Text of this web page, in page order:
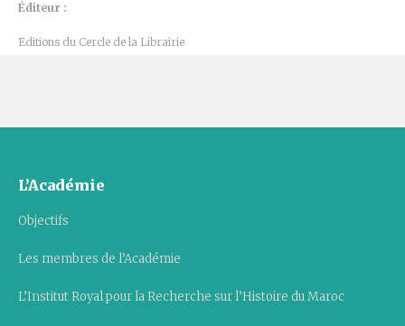
Éditeur :
Editions du Cercle de la Librairie
L’Académie
Objectifs
Les membres de l’Académie
L’Institut Royal pour la Recherche sur l’Histoire du Maroc